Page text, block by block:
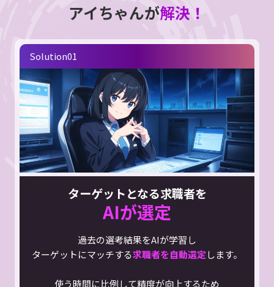
アイちゃんが解決！
Solution01
ターゲットとなる求職者を
AIが選定
過去の選考結果をAIが学習し
ターゲットにマッチする求職者を自動選定します。
使う時間に比例して精度が向上するため